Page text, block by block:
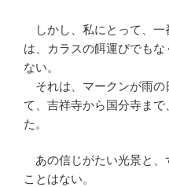
しかし、私にとって、一
は、カラスの餌運びでも
ない。
それは、マークンが雨の
て、吉祥寺から国分寺ま
た。
あの信じがたい光景と、
ことはない。